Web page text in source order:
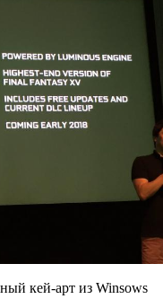
кей-арт из Winsows